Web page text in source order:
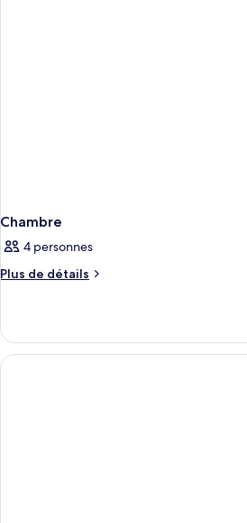
Chambre
4 personnes
Plus de détails
Plus
le
type
de